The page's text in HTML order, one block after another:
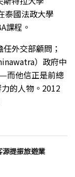
泰國法政大學
課程。
外交部顧問；
）政府中
而他信正是前總
的人物。2012
源提振旅遊業